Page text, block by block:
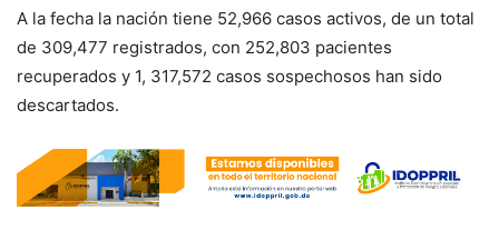
A la fecha la nación tiene 52,966 casos activos, de un total
de 309,477 registrados, con 252,803 pacientes
recuperados y 1, 317,572 casos sospechosos han sido
descartados.